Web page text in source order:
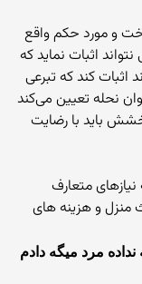
و مورد حكم واقع
اثبات نماید كه
اثبات کند که تبرعی
نحله تعیین می‌كند
باید با رضایت
متعارف
منزل و هزینه های
مرد میگه دادم